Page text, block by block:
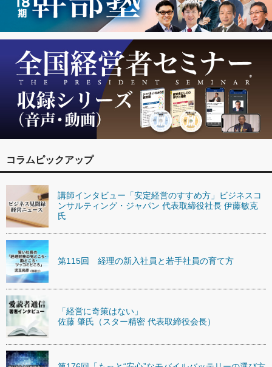
コラムピックアップ
講師インタビュー「安定経営のすすめ方」ビジネスコ
ンサルティング・ジャパン 代表取締役社長 伊藤敏克
氏
第115回 経理の新入社員と若手社員の育て方
「経営に奇策はない」
佐藤 肇氏（スター精密 代表取締役会長）